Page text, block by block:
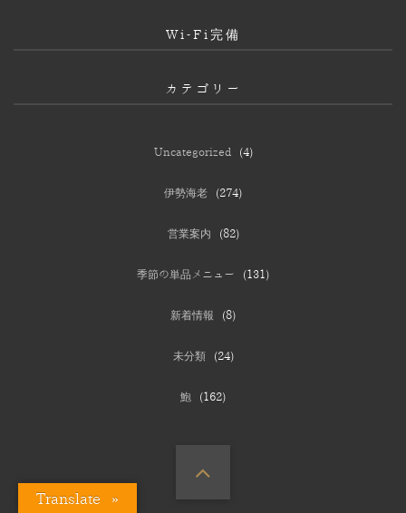
Wi-Fi完備
カテゴリー
Uncategorized(4)
伊勢海老 (274)
営業案内 (82)
季節の単品メニュー (131)
新着情報 (8)
未分類(24)
鮑 (162)
Translate »